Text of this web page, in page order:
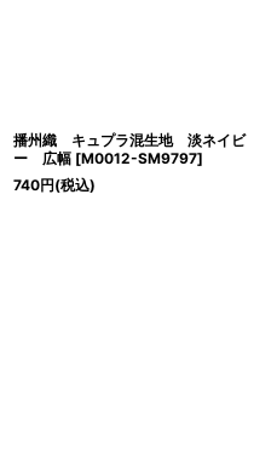
播州織 キュプラ混生地 淡ネイビ
ー 広幅 [M0012-SM9797]
740円(税込)